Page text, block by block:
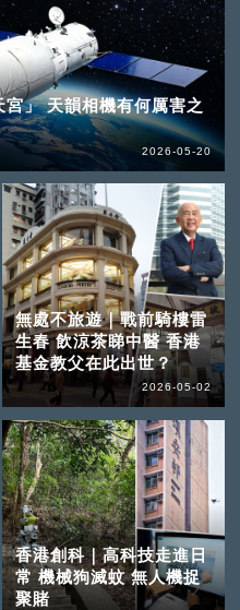
」 天韻相機有何厲害之
2026-05-20
無處不旅遊｜戰前騎樓雷
生春 飲涼茶睇中醫 香港
基金教父在此出世？
2026-05-02
香港創科｜高科技走進日
常 機械狗滅蚊 無人機捉
聚賭